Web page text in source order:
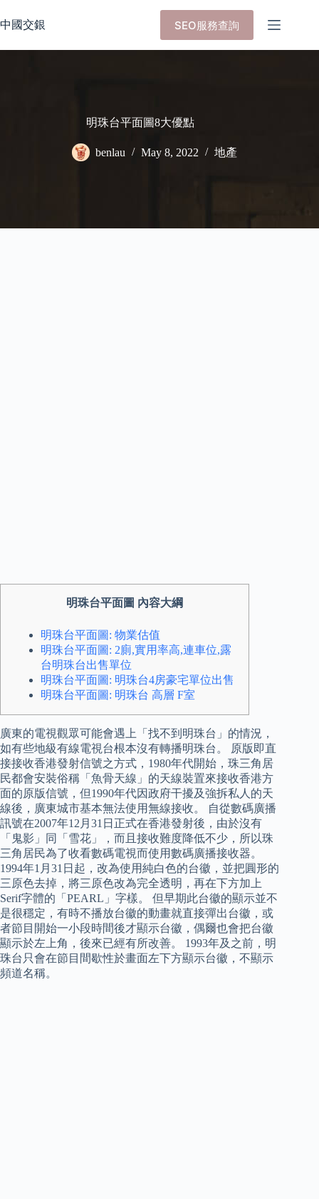
to
content
中國交銀 SEO服務查詢
明珠台平面圖8大優點
benlau May 8, 2022 地產
明珠台平面圖 內容大綱
明珠台平面圖: 物業估值
明珠台平面圖: 2廁,實用率高,連車位,露
台明珠台出售單位
明珠台平面圖: 明珠台4房豪宅單位出售
明珠台平面圖: 明珠台 高層 F室
廣東的電視觀眾可能會遇上「找不到明珠台」的情況，
如有些地級有線電視台根本沒有轉播明珠台。 原版即直
接接收香港發射信號之方式，1980年代開始，珠三角居
民都會安裝俗稱「魚骨天線」的天線裝置來接收香港方
面的原版信號，但1990年代因政府干擾及強拆私人的天
線後，廣東城市基本無法使用無線接收。 自從數碼廣播
訊號在2007年12月31日正式在香港發射後，由於沒有
「鬼影」同「雪花」，而且接收難度降低不少，所以珠
三角居民為了收看數碼電視而使用數碼廣播接收器。
1994年1月31日起，改為使用純白色的台徽，並把圓形的
三原色去掉，將三原色改為完全透明，再在下方加上
Serif字體的「PEARL」字樣。 但早期此台徽的顯示並不
是很穩定，有時不播放台徽的動畫就直接彈出台徽，或
者節目開始一小段時間後才顯示台徽，偶爾也會把台徽
顯示於左上角，後來已經有所改善。 1993年及之前，明
珠台只會在節目間歇性於畫面左下方顯示台徽，不顯示
頻道名稱。